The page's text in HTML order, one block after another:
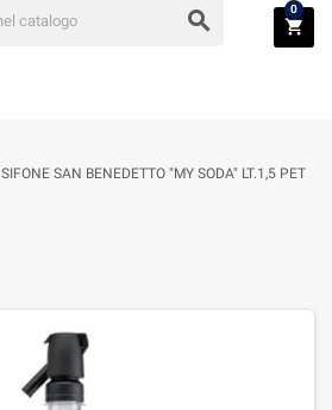
search shopping_cart
0
SIFONE SAN BENEDETTO "MY SODA" LT.1,5 PET